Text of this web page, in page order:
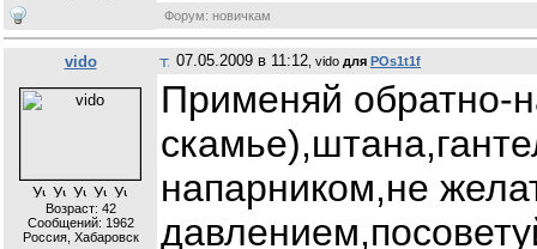
Форум: новичкам
vido 07.05.2009 в 11:12 , vido для POs1t1f
Возраст: 42
Сообщений: 1962
Россия, Хабаровск
Применяй обратно-
напарником,не